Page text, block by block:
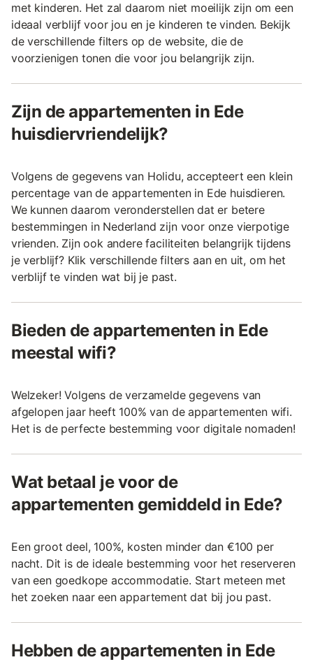
met kinderen. Het zal daarom niet moeilijk zijn om een
ideaal verblijf voor jou en je kinderen te vinden. Bekijk
de verschillende filters op de website, die de
voorzienigen tonen die voor jou belangrijk zijn.
Zijn de appartementen in Ede
huisdiervriendelijk?
Volgens de gegevens van Holidu, accepteert een klein
percentage van de appartementen in Ede huisdieren.
We kunnen daarom veronderstellen dat er betere
bestemmingen in Nederland zijn voor onze vierpotige
vrienden. Zijn ook andere faciliteiten belangrijk tijdens
je verblijf? Klik verschillende filters aan en uit, om het
verblijf te vinden wat bij je past.
Bieden de appartementen in Ede
meestal wifi?
Welzeker! Volgens de verzamelde gegevens van
afgelopen jaar heeft 100% van de appartementen wifi.
Het is de perfecte bestemming voor digitale nomaden!
Wat betaal je voor de
appartementen gemiddeld in Ede?
Een groot deel, 100%, kosten minder dan €100 per
nacht. Dit is de ideale bestemming voor het reserveren
van een goedkope accommodatie. Start meteen met
het zoeken naar een appartement dat bij jou past.
Hebben de appartementen in Ede